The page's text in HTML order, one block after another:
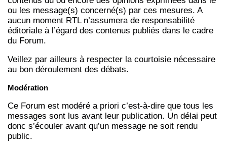
ou les message(s) concerné(s) par ces mesures. A
aucun moment RTL n’assumera de responsabilité
éditoriale à l’égard des contenus publiés dans le cadre
du Forum.
Veillez par ailleurs à respecter la courtoisie nécessaire
au bon déroulement des débats.
Modération
Ce Forum est modéré a priori c’est-à-dire que tous les
messages sont lus avant leur publication. Un délai peut
donc s’écouler avant qu’un message ne soit rendu
public.